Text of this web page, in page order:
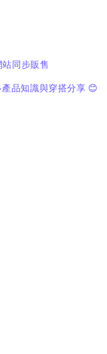
同步販售
品知識與穿搭分享 😊